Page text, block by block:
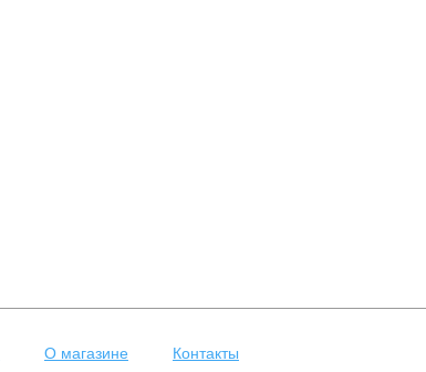
О магазине Контакты